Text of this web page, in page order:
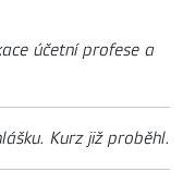
účetní profese a
Kurz již proběhl.